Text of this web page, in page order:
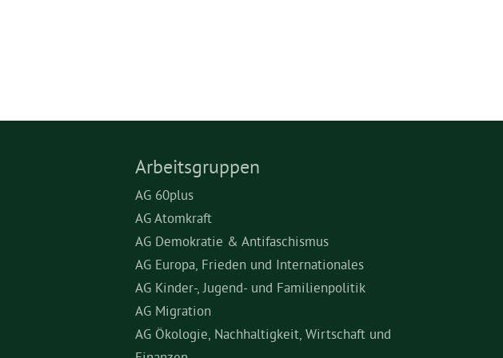
Arbeitsgruppen
AG 60plus
AG Atomkraft
AG Demokratie & Antifaschismus
AG Europa, Frieden und Internationales
AG Kinder-, Jugend- und Familienpolitik
AG Migration
AG Ökologie, Nachhaltigkeit, Wirtschaft und